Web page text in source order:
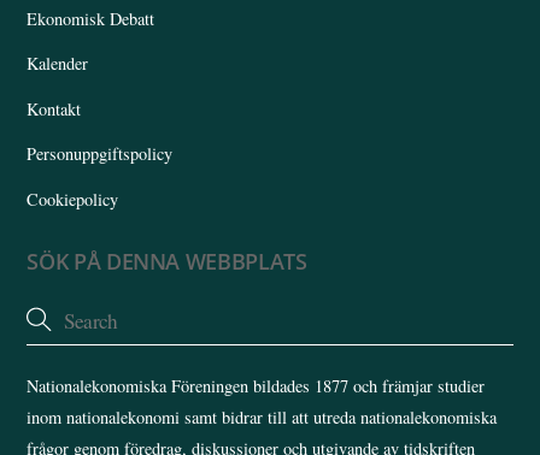
Ekonomisk Debatt
Kalender
Kontakt
Personuppgiftspolicy
Cookiepolicy
SÖK PÅ DENNA WEBBPLATS
Nationalekonomiska Föreningen bildades 1877 och främjar studier
inom nationalekonomi samt bidrar till att utreda nationalekonomiska
frågor genom föredrag, diskussioner och utgivande av tidskriften